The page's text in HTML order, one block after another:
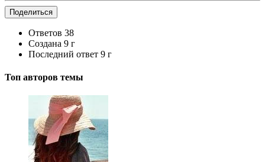
Поделиться
Ответов 38
Создана 9 г
Последний ответ 9 г
Топ авторов темы